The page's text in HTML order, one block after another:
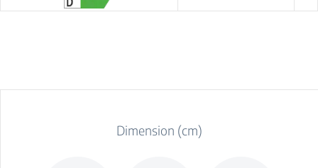
Dimension (cm)